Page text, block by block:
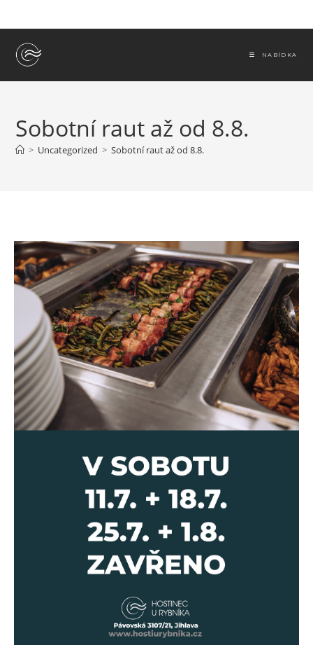
k
obsahu
NABÍDKA
Sobotní raut až od 8.8.
> Uncategorized > Sobotní raut až od 8.8.